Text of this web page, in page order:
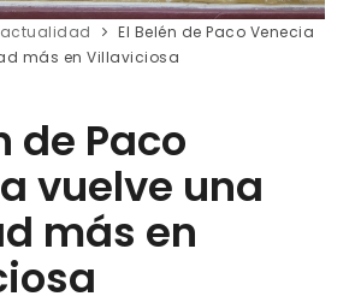
actualidad
El Belén de Paco Venecia
más en Villaviciosa
de Paco
vuelve una
más en